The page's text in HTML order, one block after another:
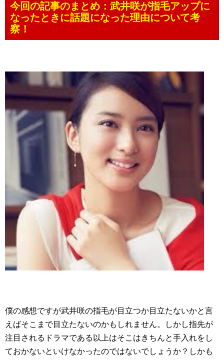
今回の記事のまとめ：武井咲が指毛アップに
なったときに話題になった理由について考
察！
僕の感想ですが武井咲の指毛が目立つか目立たないかと言
えばそこまで目立たないのかもしれません。しかし指先が
注目されるドラマである以上はそこはきちんと手入れをし
ておかないといけなかったのではないでしょうか？しかも